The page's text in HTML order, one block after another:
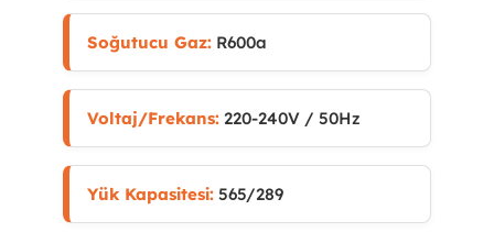
Soğutucu Gaz:R600a
Voltaj/Frekans:220-240V / 50Hz
Yük Kapasitesi:565/289